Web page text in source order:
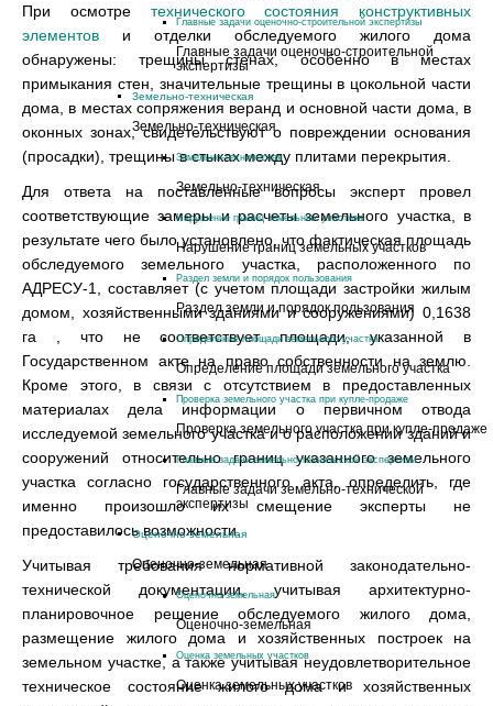
Главные задачи оценочно-строительной экспертизы
Главные задачи оценочно-строительной
экспертизы
Земельно-техническая
Земельно-техническая
Земельно-техническая
Земельно-техническая
Нарушение границ земельных участков
Нарушение границ земельных участков
Раздел земли и порядок пользования
Раздел земли и порядок пользования
Определение площади земельного участка
Определение площади земельного участка
Проверка земельного участка при купле-продаже
Проверка земельного участка при купле-продаже
Главные задачи земельно-технической экспертизы
Главные задачи земельно-технической
экспертизы
Оценочно-земельная
Оценочно-земельная
Оценочно-земельная
Оценочно-земельная
Оценка земельных участков
Оценка земельных участков
При осмотре технического состояния конструктивных
элементов и отделки обследуемого жилого дома
обнаружены: трещины стенах, особенно в местах
примыкания стен, значительные трещины в цокольной части
дома, в местах сопряжения веранд и основной части дома, в
оконных зонах, свидетельствуют о повреждении основания
(просадки), трещины в стыках между плитами перекрытия.
Для ответа на поставленные вопросы эксперт провел
соответствующие замеры и расчеты земельного участка, в
результате чего было установлено, что фактическая площадь
обследуемого земельного участка, расположенного по
АДРЕСУ-1, составляет (с учетом площади застройки жилым
домом, хозяйственными зданиями и сооружениями) 0,1638
га , что не соответствует площади, указанной в
Государственном акте на право собственности на землю.
Кроме этого, в связи с отсутствием в предоставленных
материалах дела информации о первичном отвода
исследуемой земельного участка и о расположении зданий и
сооружений относительно границ указанного земельного
участка согласно государственного акта, определить, где
именно произошло их смещение эксперты не
предоставилось возможности.
Учитывая требования нормативной законодательно-
технической документации, учитывая архитектурно-
планировочное решение обследуемого жилого дома,
размещение жилого дома и хозяйственных построек на
земельном участке, а также учитывая неудовлетворительное
техническое состояние жилого дома и хозяйственных